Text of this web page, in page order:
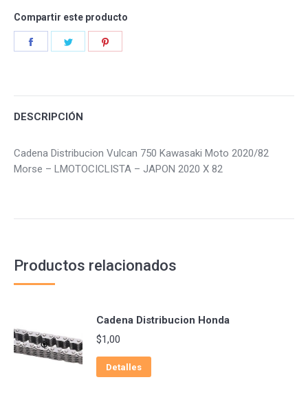
Compartir este producto
DESCRIPCIÓN
Cadena Distribucion Vulcan 750 Kawasaki Moto 2020/82
Morse – LMOTOCICLISTA – JAPON 2020 X 82
Productos relacionados
Cadena Distribucion Honda
$1,00
Detalles